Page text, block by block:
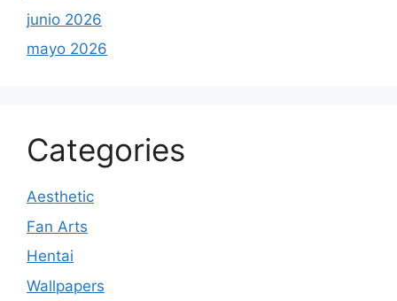
junio 2026
mayo 2026
Categories
Aesthetic
Fan Arts
Hentai
Wallpapers